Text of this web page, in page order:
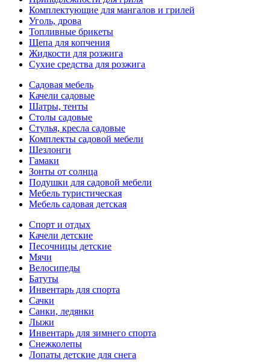
Комплектующие для мангалов и грилей
Уголь, дрова
Топливные брикеты
Щепа для копчения
Жидкости для розжига
Сухие средства для розжига
Садовая мебель
Качели садовые
Шатры, тенты
Столы садовые
Стулья, кресла садовые
Комплекты садовой мебели
Шезлонги
Гамаки
Зонты от солнца
Подушки для садовой мебели
Мебель туристическая
Мебель садовая детская
Спорт и отдых
Качели детские
Песочницы детские
Мячи
Велосипеды
Батуты
Инвентарь для спорта
Сачки
Санки, ледянки
Лыжи
Инвентарь для зимнего спорта
Снежколепы
Лопаты детские для снега